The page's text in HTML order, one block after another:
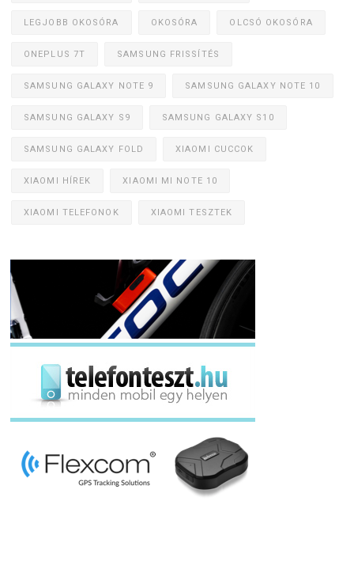
LEGJOBB OKOSÓRA OKOSÓRA OLCSÓ OKOSÓRA
ONEPLUS 7T SAMSUNG FRISSÍTÉS
SAMSUNG GALAXY NOTE 9 SAMSUNG GALAXY NOTE 10
SAMSUNG GALAXY S9 SAMSUNG GALAXY S10
SAMSUNG GALAXY FOLD XIAOMI CUCCOK
XIAOMI HÍREK XIAOMI MI NOTE 10
XIAOMI TELEFONOK XIAOMI TESZTEK